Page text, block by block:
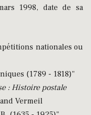
1998, date de sa
nationales ou
(1789 - 1818)"
: Histoire postale
Vermeil